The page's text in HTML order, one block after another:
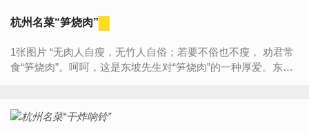
杭州名菜“笋烧肉”
1张图片 “无肉人自瘦，无竹人自俗；若要不俗也不瘦， 劝君常
食“笋烧肉”。呵呵，这是东坡先生对“笋烧肉”的一种厚爱。东坡